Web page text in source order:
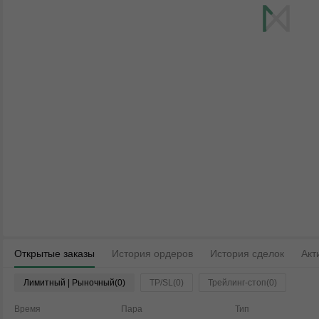
Открытые заказы История ордеров История сделок
Лимитный | Рыночный(0) TP/SL(0) Трейлинг-стоп(0)
Время Пара Тип